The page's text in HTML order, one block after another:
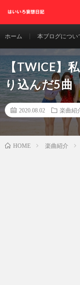
ホーム 本ブログについ
【TWICE】
り込んだ5曲
2020.08.02 楽曲紹
HOME 楽曲紹介